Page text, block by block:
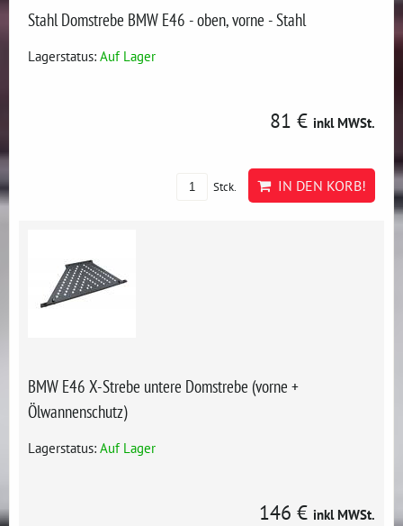
Stahl Domstrebe BMW E46 - oben, vorne - Stahl
Lagerstatus: Auf Lager
81 € inkl MWSt.
Stck. IN DEN KORB!
BMW E46 X-Strebe untere Domstrebe (vorne +
Ölwannenschutz)
Lagerstatus: Auf Lager
146 € inkl MWSt.